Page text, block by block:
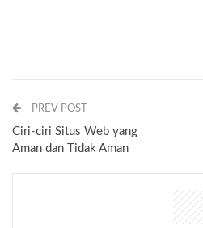
PREV POST
Ciri-ciri Situs Web yang
Aman dan Tidak Aman